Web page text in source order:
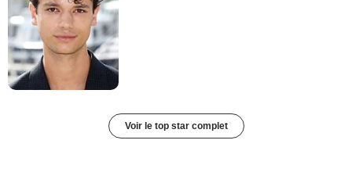
Voir le top star complet